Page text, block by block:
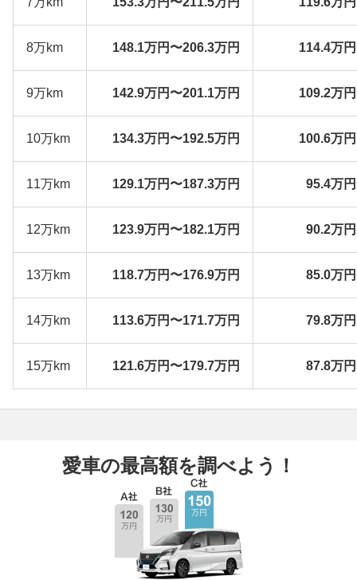
8万km 148.1万円〜206.3万円 114.4万
9万km 142.9万円〜201.1万円 109.2万
10万km 134.3万円〜192.5万円 100.6万
11万km 129.1万円〜187.3万円 95.4万
12万km 123.9万円〜182.1万円 90.2万
13万km 118.7万円〜176.9万円 85.0万
14万km 113.6万円〜171.7万円 79.8万
15万km 121.6万円〜179.7万円 87.8万
愛車の最高額を調べよう！